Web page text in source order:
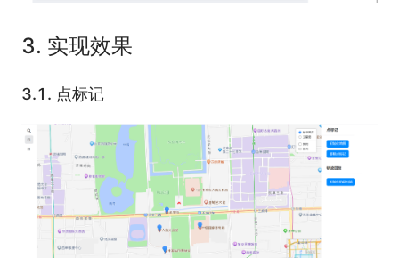
3. 实现效果
3.1. 点标记